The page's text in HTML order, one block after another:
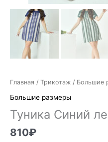
Главная / Трикотаж / Большие
Большие размеры
Туника Синий
810₽